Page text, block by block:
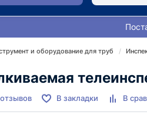
и оборудование для труб
В закладки В